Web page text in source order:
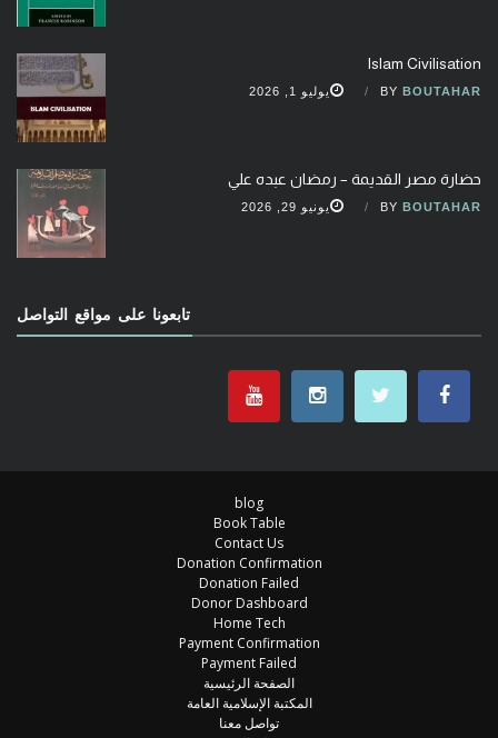
Islam Civilisation
BY BOUTAHAR يوليو 1, 2026
حضارة مصر القديمة – رمضان عبده علي
BY BOUTAHAR يونيو 29, 2026
تابعونا على مواقع التواصل
blog
Book Table
Contact Us
Donation Confirmation
Donation Failed
Donor Dashboard
Home Tech
Payment Confirmation
Payment Failed
الصفحة الرئيسية
المكتبة الإسلامية العامة
تواصل معنا